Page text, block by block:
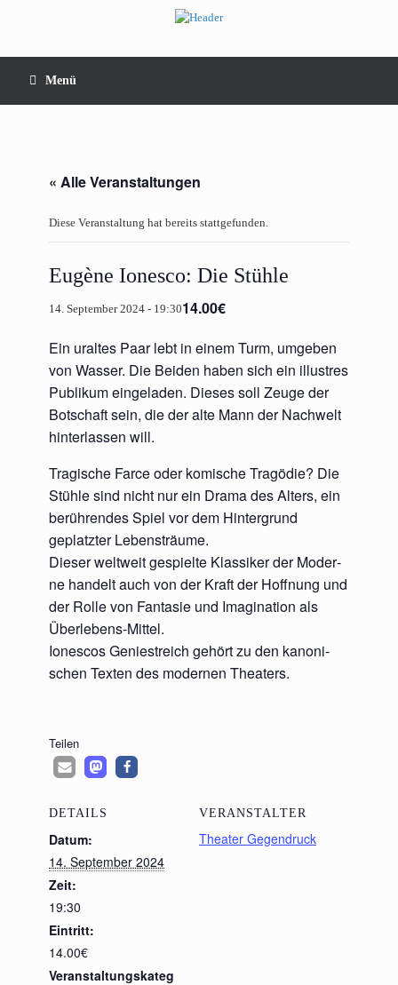
Menü
« Alle Veranstaltungen
Diese Veranstaltung hat bereits stattgefunden.
Eugène Ionesco: Die Stühle
14. September 2024 - 19:3014.00€
Ein uraltes Paar lebt in einem Turm, umge­ben
von Was­ser. Die Bei­den haben sich ein illus­tres
Publi­kum ein­ge­la­den. Die­ses soll Zeu­ge der
Bot­schaft sein, die der alte Mann der Nach­welt
hin­ter­las­sen will.
Tra­gi­sche Far­ce oder komi­sche Tra­gö­die? Die
Stüh­le sind nicht nur ein Dra­ma des Alters, ein
berüh­ren­des Spiel vor dem Hin­ter­grund
geplatz­ter Lebensträume.
Die­ser welt­weit gespiel­te Klas­si­ker der Moder­
ne han­delt auch von der Kraft der Hoff­nung und
der Rol­le von Fan­ta­sie und Ima­gi­na­ti­on als
Überlebens-Mittel.
Ionescos Genie­streich gehört zu den kano­ni­
schen Tex­ten des moder­nen Theaters.
Tei­len
DETAILS
Datum:
14. September 2024
Zeit:
19:30
Eintritt:
14.00€
Veranstaltungskateg
VERANSTALTER
Theater Gegendruck